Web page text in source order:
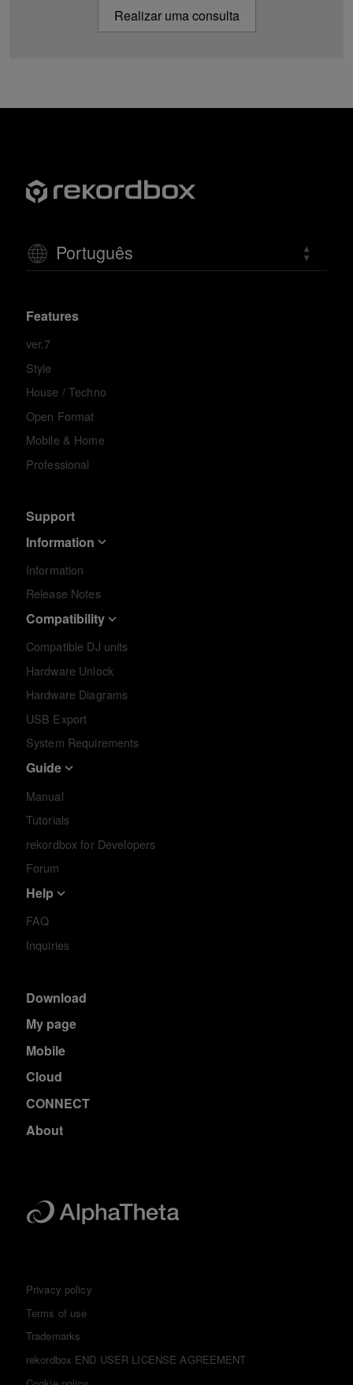
Realizar uma consulta
Português
Features
ver.7
Style
House / Techno
Open Format
Mobile & Home
Professional
Support
Information
Information
Release Notes
Compatibility
Compatible DJ units
Hardware Unlock
Hardware Diagrams
USB Export
System Requirements
Guide
Manual
Tutorials
rekordbox for Developers
Forum
Help
FAQ
Inquiries
Download
My page
Mobile
Cloud
CONNECT
About
Privacy policy
Terms of use
Trademarks
rekordbox END USER LICENSE AGREEMENT